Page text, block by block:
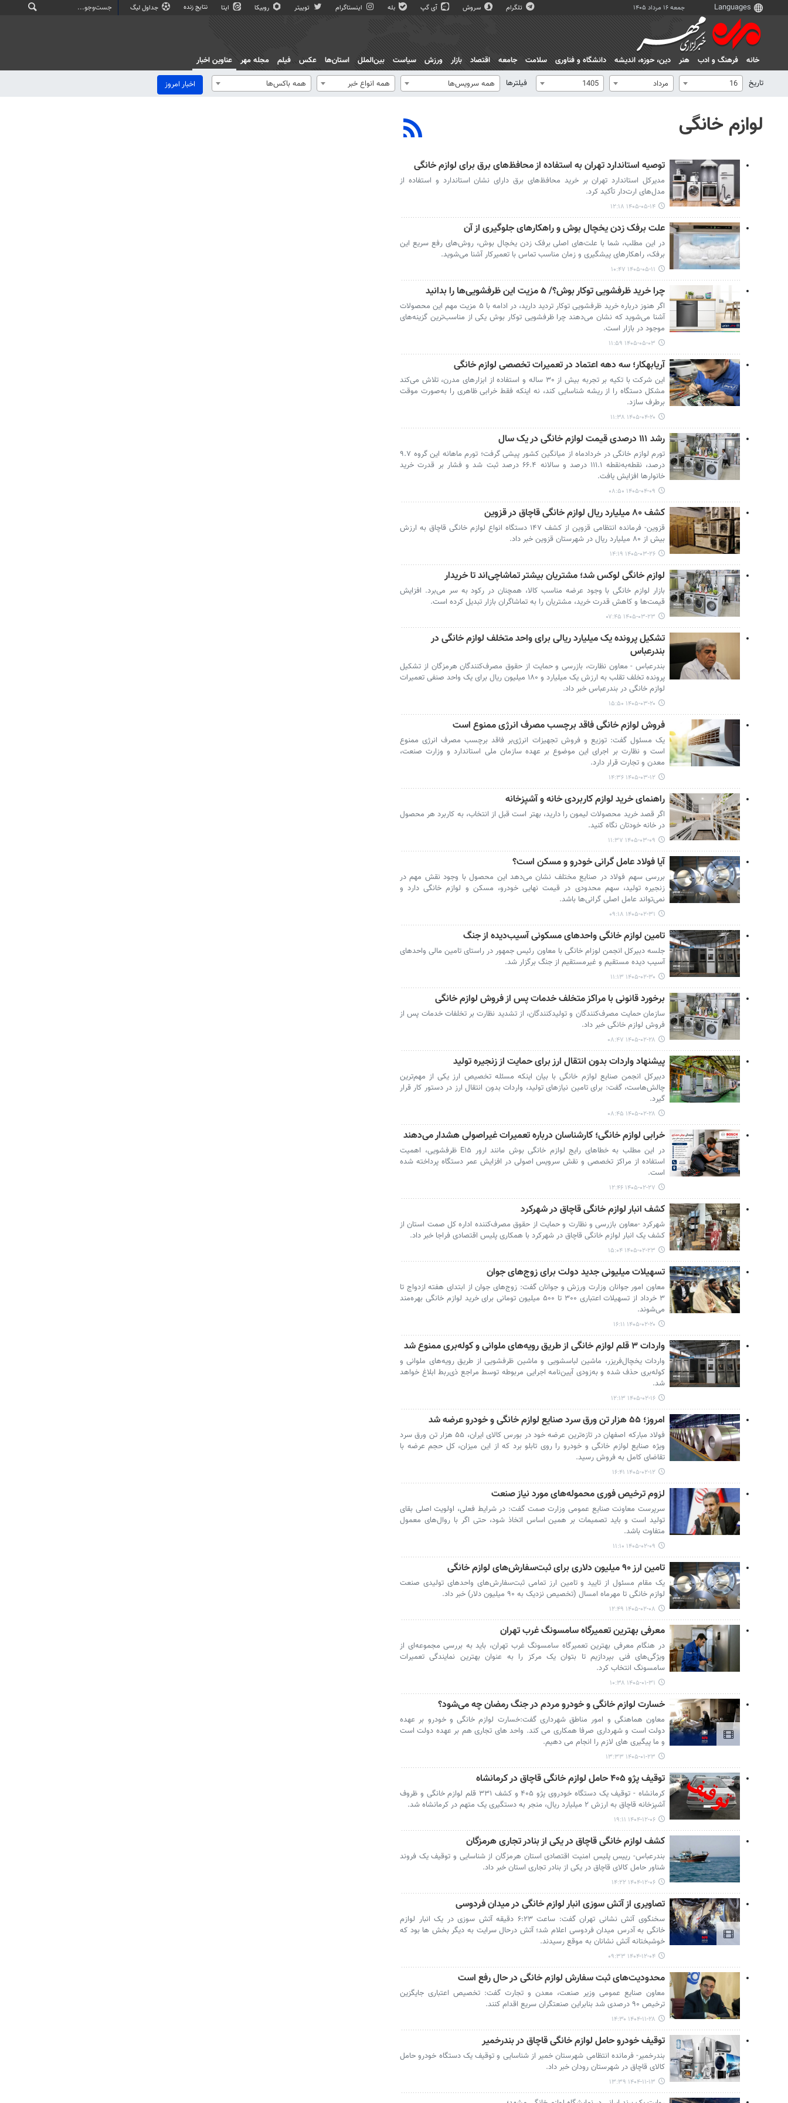
جمعه ۱۶ مرداد ۱۴۰۵ تلگرام سروش آی گپ بله اینستاگرام توییتر روبیکا ایتا نتایج زنده جداول لیگ
خانه فرهنگ و ادب هنر دين، حوزه، انديشه دانشگاه و فناوری سلامت جامعه اقتصاد بازار ورزش سیاست بین‌الملل استان‌ها عکس فیلم مجله مهر
عناوین اخبار
تاریخ
16 مرداد 1405 فیلترها همه سرویس‌ها همه انواع خبر همه باکس‌ها اخبار امروز
لوازم خانگی
توصیه استاندارد تهران به استفاده از محافظ‌های برق برای لوازم خانگی
مدیرکل استاندارد تهران بر خرید محافظ‌های برق دارای نشان استاندارد و استفاده از
مدل‌های ارت‌دار تأکید کرد.
۱۴۰۵-۰۵-۱۴ ۱۲:۱۸
علت برفک زدن یخچال بوش و راهکارهای جلوگیری از آن
در این مطلب، شما با علت‌های اصلی برفک زدن یخچال بوش، روش‌های رفع سریع این
برفک، راهکارهای پیشگیری و زمان مناسب تماس با تعمیرکار آشنا می‌شوید.
۱۴۰۵-۰۵-۱۱ ۱۰:۴۷
چرا خرید ظرفشویی توکار بوش؟/ ۵ مزیت این ظرفشویی‌ها را بدانید
اگر هنوز درباره خرید ظرفشویی توکار تردید دارید، در ادامه با ۵ مزیت مهم این محصولات
آشنا می‌شوید که نشان می‌دهند چرا ظرفشویی توکار بوش یکی از مناسب‌ترین گزینه‌های
موجود در بازار است.
۱۴۰۵-۰۵-۰۳ ۱۱:۵۹
آریابهکار؛ سه دهه اعتماد در تعمیرات تخصصی لوازم خانگی
این شرکت با تکیه بر تجربه بیش از ۳۰ ساله و استفاده از ابزارهای مدرن، تلاش می‌کند
مشکل دستگاه را از ریشه شناسایی کند، نه اینکه فقط خرابی ظاهری را به‌صورت موقت
برطرف سازد.
۱۴۰۵-۰۴-۲۰ ۱۱:۳۸
رشد ۱۱۱ درصدی قیمت لوازم خانگی در یک سال
تورم لوازم خانگی در خردادماه از میانگین کشور پیشی گرفت؛ تورم ماهانه این گروه ۹.۷
درصد، نقطه‌به‌نقطه ۱۱۱.۱ درصد و سالانه ۶۶.۴ درصد ثبت شد و فشار بر قدرت خرید
خانوارها افزایش یافت.
۱۴۰۵-۰۴-۰۹ ۰۸:۵۰
کشف ۸۰ میلیارد ریال لوازم خانگی قاچاق در قزوین
قزوین- فرمانده انتظامی قزوین از کشف ۱۴۷ دستگاه انواع لوازم خانگی قاچاق به ارزش
بیش از ۸۰ میلیارد ریال در شهرستان قزوین خبر داد.
۱۴۰۵-۰۳-۲۶ ۱۴:۱۹
لوازم خانگی لوکس شد؛ مشتریان بیشتر تماشاچی‌اند تا خریدار
بازار لوازم خانگی با وجود عرضه مناسب کالا، همچنان در رکود به سر می‌برد. افزایش
قیمت‌ها و کاهش قدرت خرید، مشتریان را به تماشاگران بازار تبدیل کرده است.
۱۴۰۵-۰۳-۲۳ ۰۷:۴۵
تشکیل پرونده یک میلیارد ریالی برای واحد متخلف لوازم خانگی در
بندرعباس
بندرعباس - معاون نظارت، بازرسی و حمایت از حقوق مصرف‌کنندگان هرمزگان از تشکیل
پرونده تخلف تقلب به ارزش یک میلیارد و ۱۸۰ میلیون ریال برای یک واحد صنفی تعمیرات
لوازم خانگی در بندرعباس خبر داد.
۱۴۰۵-۰۳-۲۰ ۱۵:۵۰
فروش لوازم خانگی فاقد برچسب مصرف انرژی ممنوع است
یک مسئول گفت: توزیع و فروش تجهیزات انرژی‌بر فاقد برچسب مصرف انرژی ممنوع
است و نظارت بر اجرای این موضوع بر عهده سازمان ملی استاندارد و وزارت صنعت،
معدن و تجارت قرار دارد.
۱۴۰۵-۰۳-۱۲ ۱۴:۳۶
راهنمای خرید لوازم کاربردی خانه و آشپزخانه
اگر قصد خرید محصولات لیمون را دارید، بهتر است قبل از انتخاب، به کاربرد هر محصول
در خانه خودتان نگاه کنید.
۱۴۰۵-۰۳-۰۹ ۱۱:۳۷
آیا فولاد عامل گرانی خودرو و مسکن است؟
بررسی سهم فولاد در صنایع مختلف نشان می‌دهد این محصول با وجود نقش مهم در
زنجیره تولید، سهم محدودی در قیمت نهایی خودرو، مسکن و لوازم خانگی دارد و
نمی‌تواند عامل اصلی گرانی‌ها باشد.
۱۴۰۵-۰۲-۳۱ ۰۹:۱۸
تامین لوازم خانگی واحدهای مسکونی آسیب‌دیده از جنگ
جلسه دبیرکل انجمن لوزام خانگی با معاون رئیس جمهور در راستای تامین مالی واحدهای
آسیب دیده مستقیم و غیرمستقیم از جنگ برگزار شد.
۱۴۰۵-۰۲-۳۰ ۱۱:۱۳
برخورد قانونی با مراکز متخلف خدمات پس از فروش لوازم خانگی
سازمان حمایت مصرف‌کنندگان و تولیدکنندگان، از تشدید نظارت بر تخلفات خدمات پس از
فروش لوازم خانگی خبر داد.
۱۴۰۵-۰۲-۲۸ ۰۸:۴۷
پیشنهاد واردات بدون انتقال ارز برای حمایت از زنجیره تولید
دبیرکل انجمن صنایع لوازم خانگی با بیان اینکه مسئله تخصیص ارز یکی از مهم‌ترین
چالش‌هاست، گفت: برای تامین نیازهای تولید، واردات بدون انتقال ارز در دستور کار قرار
گیرد.
۱۴۰۵-۰۲-۲۸ ۰۸:۴۵
خرابی لوازم خانگی؛ کارشناسان درباره تعمیرات غیراصولی هشدار می‌دهند
در این مطلب به خطاهای رایج لوازم خانگی بوش مانند ارور E۱۵ ظرفشویی، اهمیت
استفاده از مراکز تخصصی و نقش سرویس اصولی در افزایش عمر دستگاه پرداخته شده
است.
۱۴۰۵-۰۲-۲۷ ۱۲:۴۶
کشف انبار لوازم خانگی قاچاق در شهرکرد
شهرکرد -معاون بازرسی و نظارت و حمایت از حقوق مصرف‌کننده اداره کل صمت استان از
کشف یک انبار لوازم خانگی قاچاق در شهرکرد با همکاری پلیس اقتصادی فراجا خبر داد.
۱۴۰۵-۰۲-۲۳ ۱۵:۰۴
تسهیلات میلیونی جدید دولت برای زوج‌های جوان
معاون امور جوانان وزارت ورزش و جوانان گفت: زوج‌های جوان از ابتدای هفته ازدواج تا
۳ خرداد از تسهیلات اعتباری ۳۰۰ تا ۵۰۰ میلیون تومانی برای خرید لوازم خانگی بهره‌مند
می‌شوند.
۱۴۰۵-۰۲-۲۰ ۱۶:۱۱
واردات ۳ قلم لوازم خانگی از طریق رویه‌های ملوانی و کوله‌بری ممنوع شد
واردات یخچال‌فریزر، ماشین لباسشویی و ماشین ظرفشویی از طریق رویه‌های ملوانی و
کوله‌بری حذف شده و به‌زودی آیین‌نامه اجرایی مربوطه توسط مراجع ذی‌ربط ابلاغ خواهد
شد.
۱۴۰۵-۰۲-۱۶ ۱۲:۱۳
امروز؛ ۵۵ هزار تن ورق سرد صنایع لوازم خانگی و خودرو عرضه شد
فولاد مبارکه اصفهان در تازه‌ترین عرضه خود در بورس کالای ایران، ۵۵ هزار تن ورق سرد
ویژه صنایع لوازم خانگی و خودرو را روی تابلو برد که از این میزان، کل حجم عرضه با
تقاضای کامل به فروش رسید.
۱۴۰۵-۰۲-۱۲ ۱۶:۴۱
لزوم ترخیص فوری محموله‌‎های مورد نیاز صنعت
سرپرست معاونت صنایع عمومی وزارت صمت گفت: در شرایط فعلی، اولویت اصلی بقای
تولید است و باید تصمیمات بر همین اساس اتخاذ شود، حتی اگر با روال‌های معمول
متفاوت باشد.
۱۴۰۵-۰۲-۰۹ ۱۱:۱۰
تامین ارز ۹۰ میلیون دلاری برای ثبت‌سفارش‌های لوازم خانگی
یک مقام مسئول از تایید و تامین ارز تمامی ثبت‌سفارش‌های واحدهای تولیدی صنعت
لوازم خانگی تا مهرماه امسال (تخصیص نزدیک به ۹۰ میلیون دلار) خبر داد.
۱۴۰۵-۰۲-۰۸ ۱۲:۴۹
معرفی بهترین تعمیرگاه سامسونگ غرب تهران
در هنگام معرفی بهترین تعمیرگاه سامسونگ غرب تهران، باید به بررسی مجموعه‌ای از
ویژگی‌های فنی بپردازیم تا بتوان یک مرکز را به عنوان بهترین نمایندگی تعمیرات
سامسونگ انتخاب کرد.
۱۴۰۵-۰۱-۳۱ ۱۰:۳۸
خسارت لوازم خانگی و خودرو مردم در جنگ رمضان چه می‌شود؟
معاون هماهنگی و امور مناطق شهرداری گفت:خسارت لوازم خانگی و خودرو بر عهده
دولت است و شهرداری صرفا همکاری می کند. واحد های تجاری هم بر عهده دولت است
و ما پیگیری های لازم را انجام می دهیم.
۱۴۰۵-۰۱-۲۳ ۱۳:۳۳
توقیف پژو ۴۰۵ حامل لوازم خانگی قاچاق در کرمانشاه
کرمانشاه - توقیف یک دستگاه خودروی پژو ۴۰۵ و کشف ۳۳۱ قلم لوازم خانگی و ظروف
آشپزخانه قاچاق به ارزش ۲ میلیارد ریال، منجر به دستگیری یک متهم در کرمانشاه شد.
۱۴۰۴-۱۲-۰۶ ۱۹:۱۱
کشف لوازم خانگی قاچاق در یکی از بنادر تجاری هرمزگان
بندرعباس- رییس پلیس امنیت اقتصادی استان هرمزگان از شناسایی و توقیف یک فروند
شناور حامل کالای قاچاق در یکی از بنادر تجاری استان خبر داد.
۱۴۰۴-۱۲-۰۶ ۱۴:۲۲
تصاویری از آتش سوزی انبار لوازم خانگی در میدان فردوسی
سخنگوی آتش نشانی تهران گفت: ساعت ۶:۲۳ دقیقه آتش سوزی در یک انبار لوازم
خانگی به آدرس میدان فردوسی اعلام شد؛ آتش درحال سرایت به دیگر بخش ها بود که
خوشبختانه آتش نشانان به موقع رسیدند.
۱۴۰۴-۱۲-۰۴ ۰۹:۳۳
محدودیت‌های ثبت سفارش لوازم خانگی در حال رفع است
معاون صنایع عمومی وزیر صنعت، معدن و تجارت گفت: تخصیص اعتباری جایگزین
ترخیص ۹۰ درصدی شد بنابراین صنعتگران سریع اقدام کنند.
۱۴۰۴-۱۱-۲۸ ۱۴:۳۰
توقیف خودرو حامل لوازم خانگی قاچاق در بندرخمیر
بندرخمیر- فرمانده انتظامی شهرستان خمیر از شناسایی و توقیف یک دستگاه خودرو حامل
کالای قاچاق در شهرستان رودان خبر داد.
۱۴۰۴-۱۱-۱۳ ۱۳:۳۹